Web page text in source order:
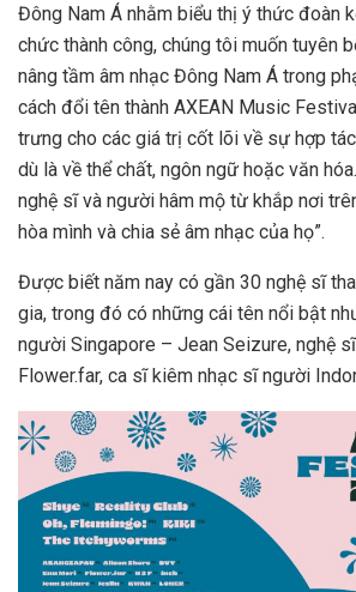
Đông Nam Á nhằm biểu thị ý thức đoàn
chức thành công, chúng tôi muốn tuyên
nâng tầm âm nhạc Đông Nam Á trong
cách đổi tên thành AXEAN Music
trưng cho các giá trị cốt lõi về sự hợp
dù là về thể chất, ngôn ngữ hoặc văn
nghệ sĩ và người hâm mộ từ khắp nơi
hòa mình và chia sẻ âm nhạc của họ”.
Được biết năm nay có gần 30 nghệ sĩ
gia, trong đó có những cái tên nổi bật
người Singapore – Jean Seizure, nghệ
Flower.far, ca sĩ kiêm nhạc sĩ người